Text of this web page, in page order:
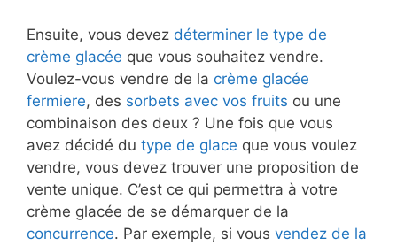
Ensuite, vous devez déterminer le type de
crème glacée que vous souhaitez vendre.
Voulez-vous vendre de la crème glacée
fermiere, des sorbets avec vos fruits ou une
combinaison des deux ? Une fois que vous
avez décidé du type de glace que vous voulez
vendre, vous devez trouver une proposition de
vente unique. C’est ce qui permettra à votre
crème glacée de se démarquer de la
concurrence. Par exemple, si vous vendez de la